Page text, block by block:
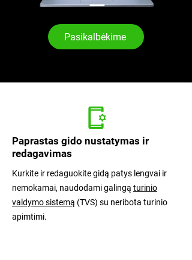
Pasikalbėkime
Paprastas gido nustatymas ir
redagavimas
Kurkite ir redaguokite gidą patys lengvai ir
nemokamai, naudodami galingą turinio
valdymo sistemą (TVS) su neribota turinio
apimtimi.